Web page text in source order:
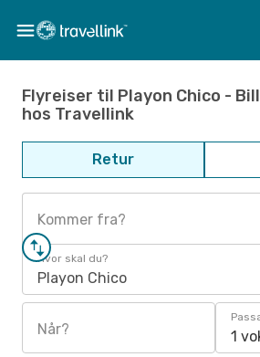
Flyreiser til Playon Chico -
hos Travellink
Retur
Kommer fra?
Hvor skal du?
Playon Chico
Når? 1